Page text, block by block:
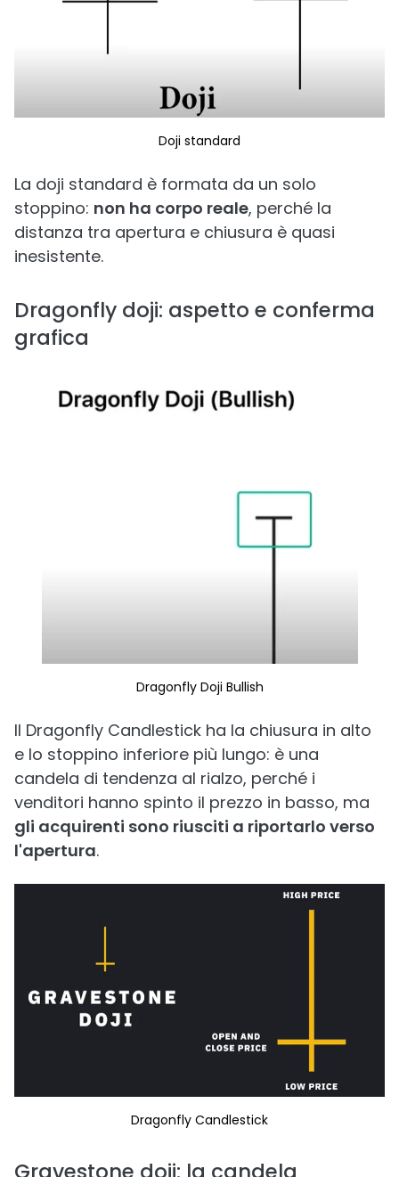
Doji standard
La doji standard è formata da un solo
stoppino: non ha corpo reale, perché la
distanza tra apertura e chiusura è quasi
inesistente.
Dragonfly doji: aspetto e conferma
grafica
Dragonfly Doji Bullish
Il Dragonfly Candlestick ha la chiusura in alto
e lo stoppino inferiore più lungo: è una
candela di tendenza al rialzo, perché i
venditori hanno spinto il prezzo in basso, ma
gli acquirenti sono riusciti a riportarlo verso
l'apertura.
Dragonfly Candlestick